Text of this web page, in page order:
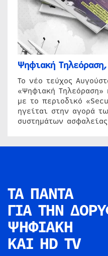
Ψηφιακή
Το νέο τεύχος
«Ψηφιακή Τηλεόραση»
με το περιοδικό
ηγείται στην αγορά
συστημάτων
ΤΑ ΠΑΝΤΑ
ΓΙΑ ΤΗΝ
ΨΗΦΙΑΚΗ
ΚΑΙ HD TV